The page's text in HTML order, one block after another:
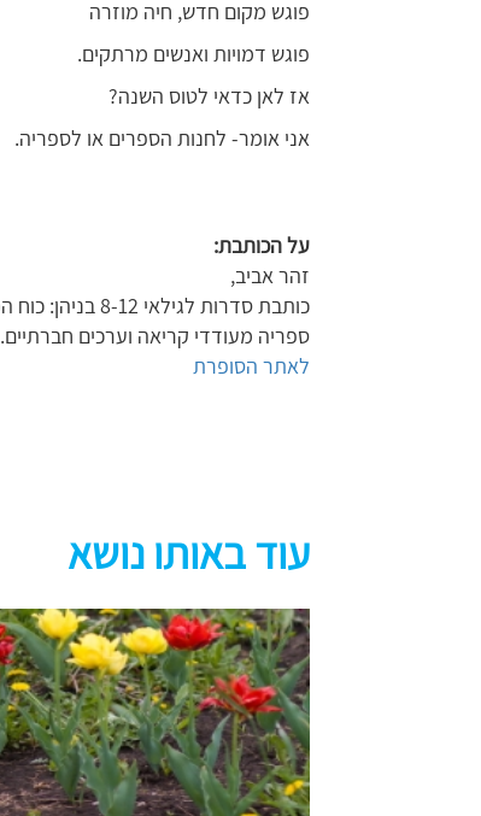
פוגש מקום חדש, חיה מוזרה
פוגש דמויות ואנשים מרתקים.
אז לאן כדאי לטוס השנה?
אני אומר- לחנות הספרים או לספריה.
על הכותבת:
זהר אביב,
כותבת סדרות לגילאי 8-12 בניהן: כוח המוח, כוח הלב, יד הפלא ומסע מצמרר.
ספריה מעודדי קריאה וערכים חברתיים.
לאתר הסופרת
עוד באותו נושא